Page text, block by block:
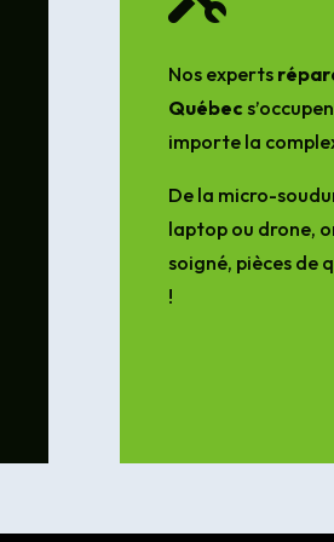
Nos experts
Québec
importe la
De la micro-
laptop ou drone,
soigné, pièces de
!